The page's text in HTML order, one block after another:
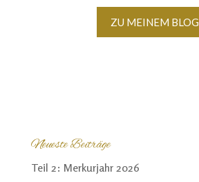
ZU MEINEM BLOG
Neueste Beiträge
Teil 2: Merkurjahr 2026